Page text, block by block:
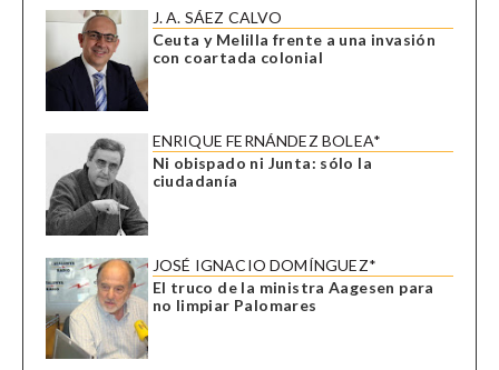
J. A. SÁEZ CALVO
Ceuta y Melilla frente a una invasión
con coartada colonial
ENRIQUE FERNÁNDEZ BOLEA*
Ni obispado ni Junta: sólo la
ciudadanía
JOSÉ IGNACIO DOMÍNGUEZ*
El truco de la ministra Aagesen para
no limpiar Palomares